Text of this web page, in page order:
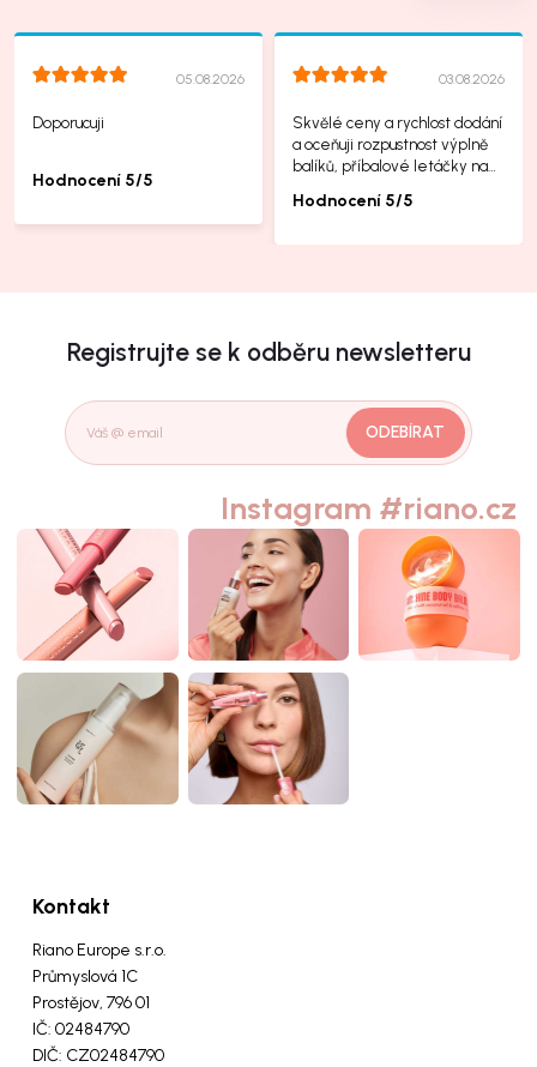
05.08.2026
Doporucuji
Hodnocení 5/5
03.08.2026
Skvělé ceny a rychlost dodání
a oceňuji rozpustnost výplně
balíků, příbalové letáčky na
Hodnocení 5/5
Registrujte se k odběru newsletteru
ODEBÍRAT
Instagram #riano.cz
Kontakt
Riano Europe s.r.o.
Průmyslová 1C
Prostějov, 796 01
IČ: 02484790
DIČ: CZ02484790